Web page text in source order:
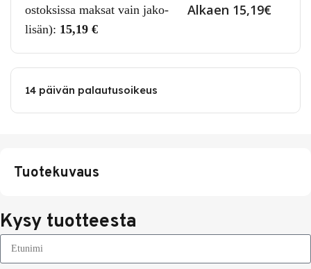
ostoksissa maksat vain jako-
lisän): 15,19 €
Alkaen 15,19€
14 päivän palautusoikeus
Tuotekuvaus
Kysy tuotteesta